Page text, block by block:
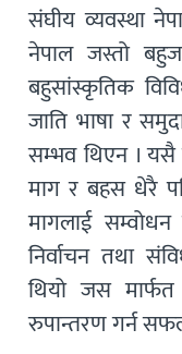
संघीय व्यवस्था
नेपाल जस्तो
बहुसांस्कृतिक
जाति भाषा र
सम्भव थिएन । यसै
माग र बहस धेरै
मागलाई
निर्वाचन तथा
थियो जस
रुपान्तरण गर्न